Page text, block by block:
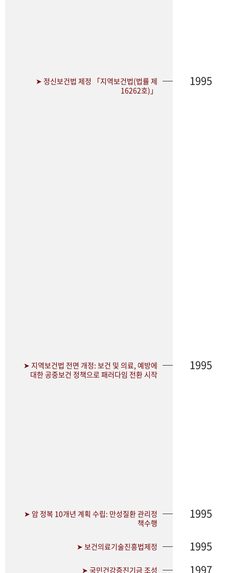
➤ 정신보건법 제정 「지역보건법(법률 제
16262호)」
1995
➤ 지역보건법 전면 개정: 보건 및 의료, 예방에
대한 공중보건 정책으로 패러다임 전환 시작
1995
➤ 암 정복 10개년 계획 수립: 만성질환 관리정
책수행
1995
➤ 보건의료기술진흥법제정 1995
➤ 국민건강증진기금 조성 1997